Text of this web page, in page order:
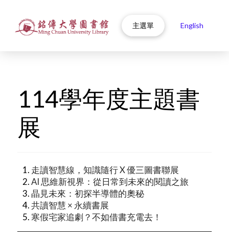
主選單 English
114學年度主題書
展
走讀智慧線，知識隨行 X 優三圖書聯展
AI 思維新視界：從日常到未來的閱讀之旅
晶見未來：初探半導體的奧秘
共讀智慧 × 永續書展
寒假宅家追劇？不如借書充電去！